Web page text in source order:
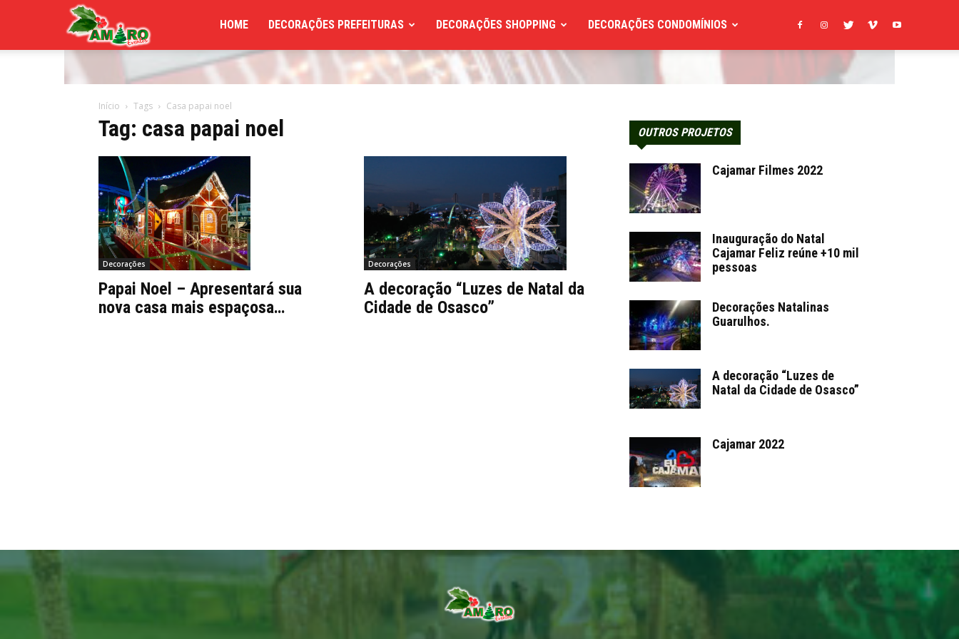
Eventos
HOME DECORAÇÕES PREFEITURAS DECORAÇÕES SHOPPING DECORAÇÕES CONDOMÍNIOS
Início Tags Casa papai noel
Tag: casa papai noel
Decorações
Papai Noel – Apresentará sua
nova casa mais espaçosa…
Decorações
A decoração “Luzes de Natal da
Cidade de Osasco”
OUTROS PROJETOS
Cajamar Filmes 2022
Inauguração do Natal
Cajamar Feliz reúne +10 mil
pessoas
Decorações Natalinas
Guarulhos.
A decoração “Luzes de
Natal da Cidade de Osasco”
Cajamar 2022